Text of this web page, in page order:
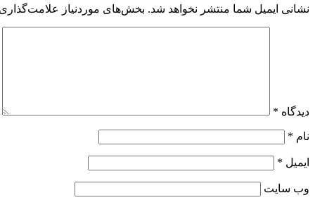
نشانی ایمیل شما منتشر نخواهد شد. بخش‌های موردنیاز
دیدگاه *
نام *
ایمیل *
وب‌ سایت